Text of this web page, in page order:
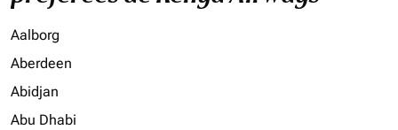
Aalborg
Aberdeen
Abidjan
Abu Dhabi